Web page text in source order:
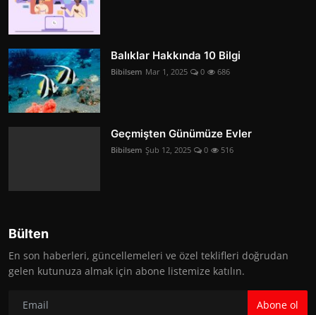
Balıklar Hakkında 10 Bilgi
Bibilsem Mar 1, 2025 0 686
Geçmişten Günümüze Evler
Bibilsem Şub 12, 2025 0 516
Bülten
En son haberleri, güncellemeleri ve özel teklifleri doğrudan
gelen kutunuza almak için abone listemize katılın.
Abone ol